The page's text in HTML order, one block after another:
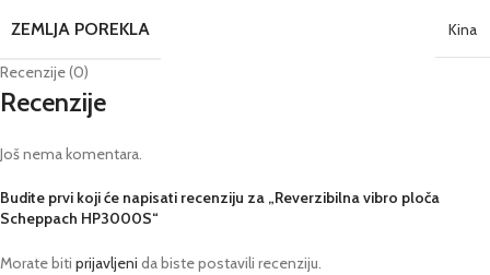
ZEMLJA POREKLA Kina
Recenzije (0)
Recenzije
Još nema komentara.
Budite prvi koji će napisati recenziju za „Reverzibilna vibro ploča
Scheppach HP3000S“
Morate biti prijavljeni da biste postavili recenziju.